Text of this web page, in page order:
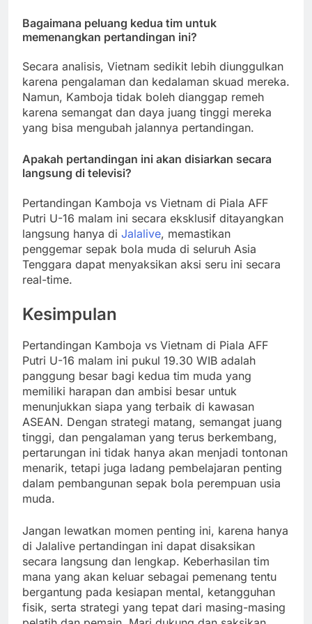
Bagaimana peluang kedua tim untuk
memenangkan pertandingan ini?
Secara analisis, Vietnam sedikit lebih diunggulkan
karena pengalaman dan kedalaman skuad mereka.
Namun, Kamboja tidak boleh dianggap remeh
karena semangat dan daya juang tinggi mereka
yang bisa mengubah jalannya pertandingan.
Apakah pertandingan ini akan disiarkan secara
langsung di televisi?
Pertandingan Kamboja vs Vietnam di Piala AFF
Putri U-16 malam ini secara eksklusif ditayangkan
langsung hanya di Jalalive, memastikan
penggemar sepak bola muda di seluruh Asia
Tenggara dapat menyaksikan aksi seru ini secara
real-time.
Kesimpulan
Pertandingan Kamboja vs Vietnam di Piala AFF
Putri U-16 malam ini pukul 19.30 WIB adalah
panggung besar bagi kedua tim muda yang
memiliki harapan dan ambisi besar untuk
menunjukkan siapa yang terbaik di kawasan
ASEAN. Dengan strategi matang, semangat juang
tinggi, dan pengalaman yang terus berkembang,
pertarungan ini tidak hanya akan menjadi tontonan
menarik, tetapi juga ladang pembelajaran penting
dalam pembangunan sepak bola perempuan usia
muda.
Jangan lewatkan momen penting ini, karena hanya
di Jalalive pertandingan ini dapat disaksikan
secara langsung dan lengkap. Keberhasilan tim
mana yang akan keluar sebagai pemenang tentu
bergantung pada kesiapan mental, ketangguhan
fisik, serta strategi yang tepat dari masing-masing